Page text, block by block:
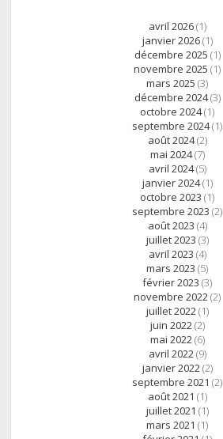
avril 2026(1)
janvier 2026(1)
décembre 2025 (1)
novembre 2025 (1)
mars 2025 (3)
décembre 2024(3)
octobre 2024(1)
septembre 2024(1)
août 2024(2)
mai 2024(7)
avril 2024(5)
janvier 2024(1)
octobre 2023 (1)
septembre 2023 (2)
août 2023 (4)
juillet 2023 (3)
avril 2023 (4)
mars 2023 (5)
février 2023 (3)
novembre 2022 (2)
juillet 2022 (1)
juin 2022 (2)
mai 2022 (6)
avril 2022 (9)
janvier 2022 (2)
septembre 2021 (2)
août 2021 (1)
juillet 2021 (1)
mars 2021 (1)